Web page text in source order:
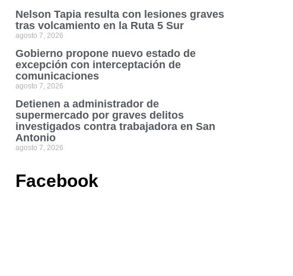
Nelson Tapia resulta con lesiones graves
tras volcamiento en la Ruta 5 Sur
agosto 7, 2026
Gobierno propone nuevo estado de
excepción con interceptación de
comunicaciones
agosto 7, 2026
Detienen a administrador de
supermercado por graves delitos
investigados contra trabajadora en San
Antonio
agosto 7, 2026
Facebook